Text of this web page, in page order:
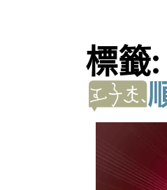
標籤: